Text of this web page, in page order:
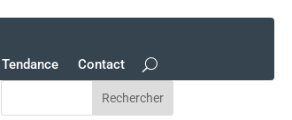
Tendance Contact
Rechercher